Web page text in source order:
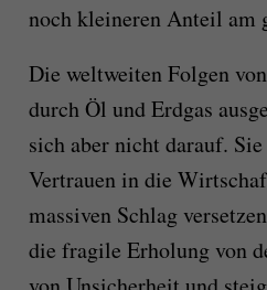
noch kleineren Anteil am
Die weltweiten Folgen
durch Öl und Erdgas
sich aber nicht darauf.
Vertrauen in die
massiven Schlag
die fragile Erholung von